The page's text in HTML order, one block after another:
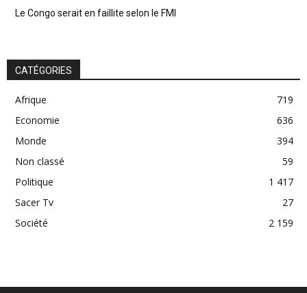
Le Congo serait en faillite selon le FMI
CATÉGORIES
Afrique
719
Economie
636
Monde
394
Non classé
59
Politique
1 417
Sacer Tv
27
Société
2 159